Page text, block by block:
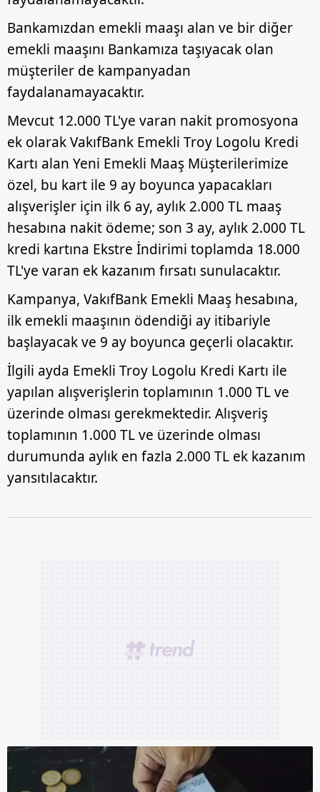
Bankamızdan emekli maaşı alan ve bir diğer
emekli maaşını Bankamıza taşıyacak olan
müşteriler de kampanyadan
faydalanamayacaktır.
Mevcut 12.000 TL'ye varan nakit promosyona
ek olarak VakıfBank Emekli Troy Logolu Kredi
Kartı alan Yeni Emekli Maaş Müşterilerimize
özel, bu kart ile 9 ay boyunca yapacakları
alışverişler için ilk 6 ay, aylık 2.000 TL maaş
hesabına nakit ödeme; son 3 ay, aylık 2.000 TL
kredi kartına Ekstre İndirimi toplamda 18.000
TL'ye varan ek kazanım fırsatı sunulacaktır.
Kampanya, VakıfBank Emekli Maaş hesabına,
ilk emekli maaşının ödendiği ay itibariyle
başlayacak ve 9 ay boyunca geçerli olacaktır.
İlgili ayda Emekli Troy Logolu Kredi Kartı ile
yapılan alışverişlerin toplamının 1.000 TL ve
üzerinde olması gerekmektedir. Alışveriş
toplamının 1.000 TL ve üzerinde olması
durumunda aylık en fazla 2.000 TL ek kazanım
yansıtılacaktır.